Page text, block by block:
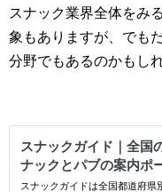
スナック業界全体をみ
象もありますが、でも
分野でもあるのかもし